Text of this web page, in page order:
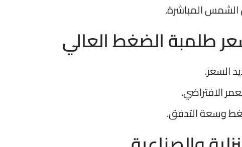
الشمس المباشرة.
طلمبة الضغط العالي
السعر.
الافتراضي.
وسعة التدفق.